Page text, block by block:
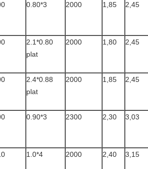
0.80*3 2000 1,85 2,45
2.1*0.80
plat
2000 1,80 2,45
2.4*0.88
plat
2000 1,85 2,45
0.90*3 2300 2,30 3,03
1.0*4 2000 2,40 3,15